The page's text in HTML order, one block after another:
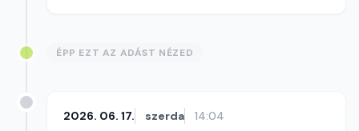
ÉPP EZT AZ ADÁST NÉZED
2026. 06. 17. szerda 14:04